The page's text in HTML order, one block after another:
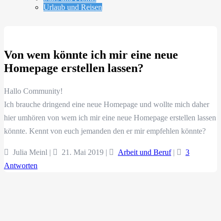
Urlaub und Reisen
Von wem könnte ich mir eine neue
Homepage erstellen lassen?
Hallo Community!
Ich brauche dringend eine neue Homepage und wollte mich daher
hier umhören von wem ich mir eine neue Homepage erstellen lassen
könnte. Kennt von euch jemanden den er mir empfehlen könnte?
Julia Meinl | 21. Mai 2019 | Arbeit und Beruf|
3
Antworten